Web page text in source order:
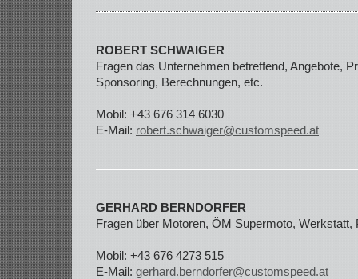
ROBERT SCHWAIGER
Fragen das Unternehmen betreffend, Angebote,
Sponsoring, Berechnungen, etc.
Mobil: +43 676 314 6030
E-Mail: robert.schwaiger@customspeed.at
GERHARD BERNDORFER
Fragen über Motoren, ÖM Supermoto, Werkstatt,
Mobil: +43 676 4273 515
E-Mail: gerhard.berndorfer@customspeed.at